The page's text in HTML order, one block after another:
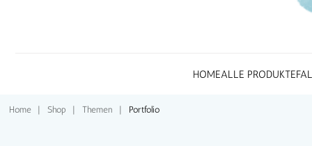
HOMEALLE PRODUKTE
Home Shop Themen Portfolio